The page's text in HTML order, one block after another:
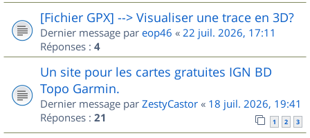
[Fichier GPX] --> Visualiser une trace en 3D?
Dernier message par eop46 « 22 juil. 2026, 17:11
Réponses : 4
Un site pour les cartes gratuites IGN BD
Topo Garmin.
Dernier message par ZestyCastor « 18 juil. 2026, 19:41
Réponses : 21 1 2 3